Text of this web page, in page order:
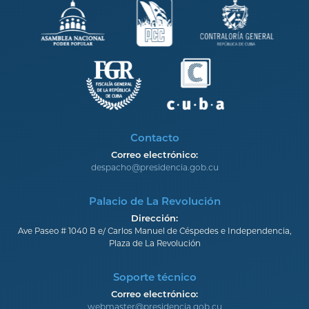
Contacto
Correo electrónico:
despacho@presidencia.gob.cu
Palacio de La Revolución
Dirección:
Ave Paseo # 1040 B e/ Carlos Manuel de Céspedes e Independencia,
Plaza de La Revolución
Soporte técnico
Correo electrónico:
webmaster@presidencia.gob.cu